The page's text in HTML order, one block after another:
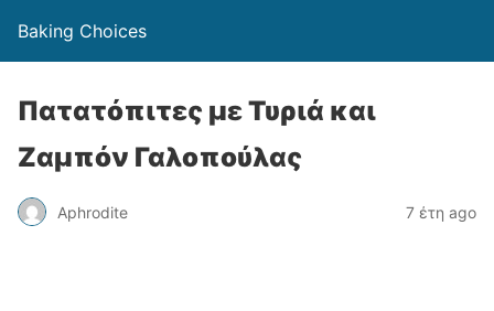
Baking Choices
Πατατόπιτες με Τυριά και
Ζαμπόν Γαλοπούλας
Aphrodite 7 έτη ago